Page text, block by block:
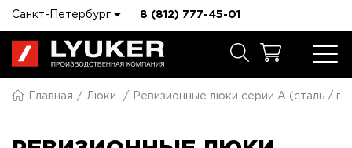
Санкт-Петербург 8 (812) 777-45-01
Главная Люки Ревизионные люки серии A (сталь /